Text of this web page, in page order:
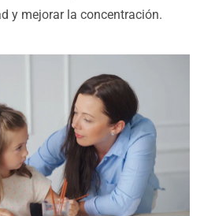
y mejorar la concentración.